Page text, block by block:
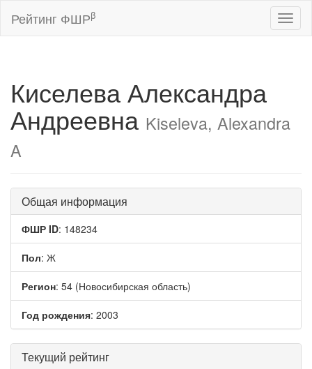
Рейтинг ФШРβ
Киселева Александра
Андреевна Kiseleva, Alexandra
A
Общая информация
ФШР ID: 148234
Пол: Ж
Регион: 54 (Новосибирская область)
Год рождения: 2003
Текущий рейтинг